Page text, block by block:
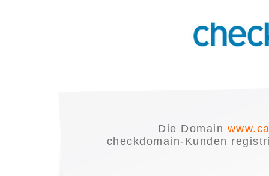
Die Domain
checkdomain-Kunden